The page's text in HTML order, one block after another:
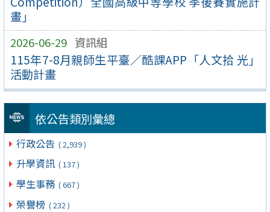
畫」
2026-06-29 資訊組
115年7-8月親師生平臺／酷課APP「人文拾 光」
活動計畫
依公告類別彙總
行政公告 ( 2,939 )
升學資訊 ( 137 )
學生事務 ( 667 )
榮譽榜 ( 232 )